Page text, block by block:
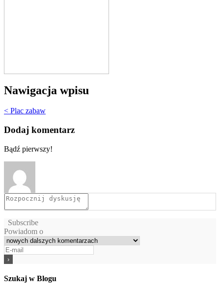
Nawigacja wpisu
< Plac zabaw
Dodaj komentarz
Bądź pierwszy!
Subscribe
Powiadom o
Szukaj w Blogu